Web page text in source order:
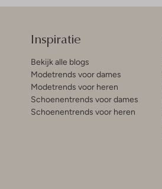
Inspiratie
Bekijk alle blogs
Modetrends voor dames
Modetrends voor heren
Schoenentrends voor dames
Schoenentrends voor heren